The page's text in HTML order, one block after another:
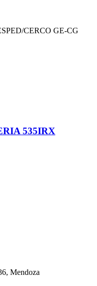
CERCO GE-CG
535IRX
Mendoza